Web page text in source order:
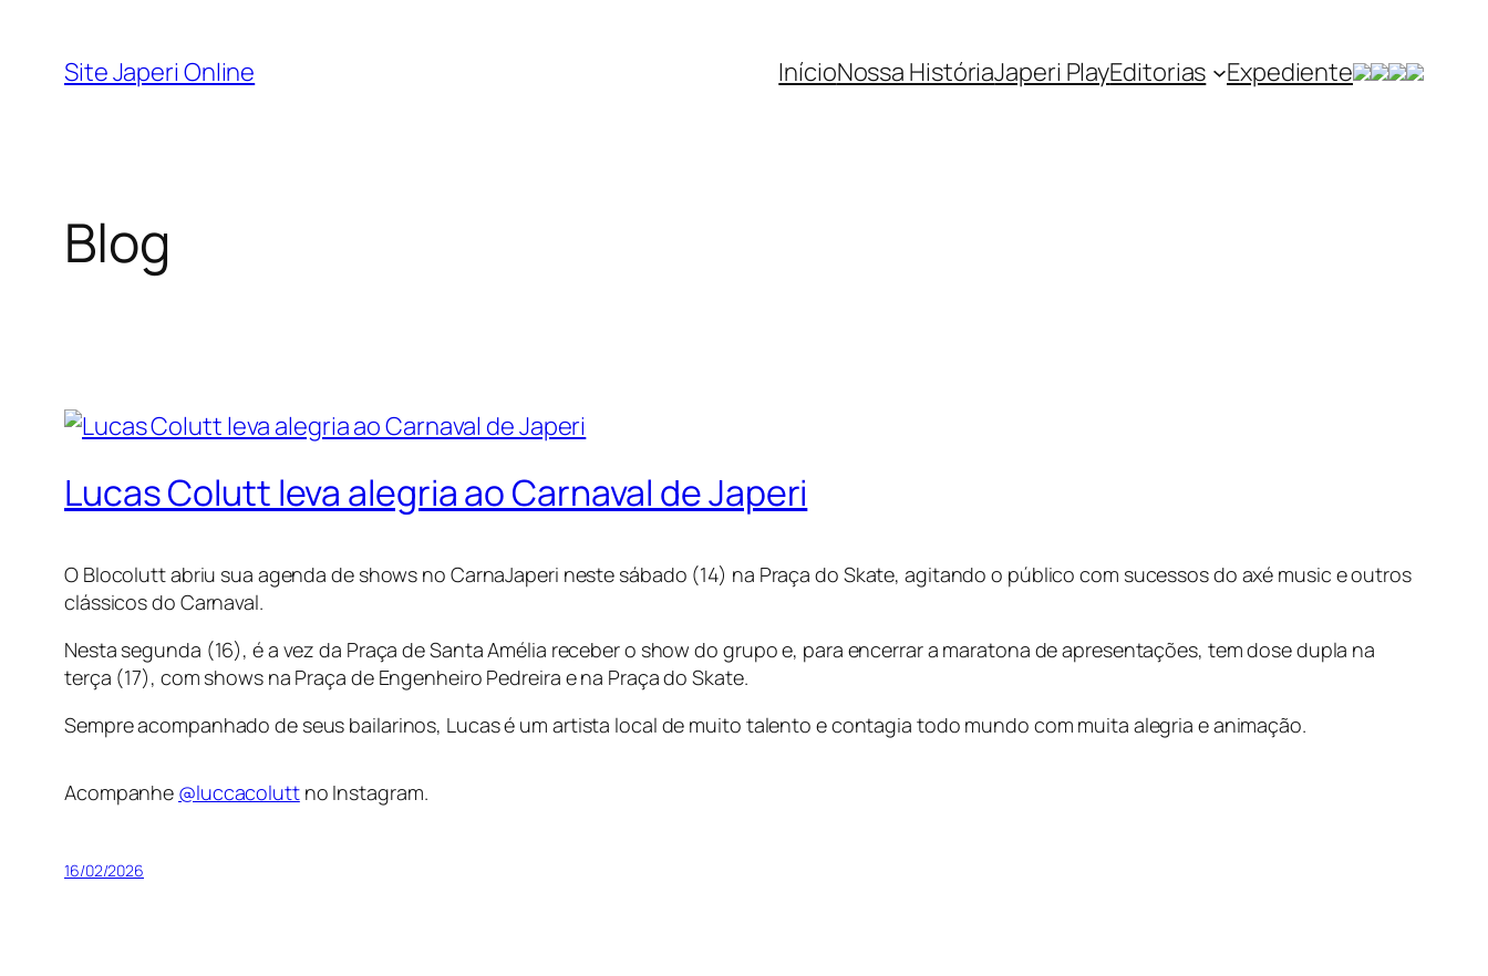
Site Japeri Online InícioNossa HistóriaJaperi PlayEditorias Expediente
Blog
Lucas Colutt leva alegria ao Carnaval de Japeri
O Blocolutt abriu sua agenda de shows no CarnaJaperi neste sábado (14) na Praça do Skate, agitando o público com sucessos do axé music e outros
clássicos do Carnaval.
Nesta segunda (16), é a vez da Praça de Santa Amélia receber o show do grupo e, para encerrar a maratona de apresentações, tem dose dupla na
terça (17), com shows na Praça de Engenheiro Pedreira e na Praça do Skate.
Sempre acompanhado de seus bailarinos, Lucas é um artista local de muito talento e contagia todo mundo com muita alegria e animação.
Acompanhe @luccacoluttno Instagram.
16/02/2026